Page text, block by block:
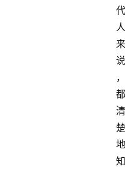
代
人
来
说
，
都
清
楚
地
知